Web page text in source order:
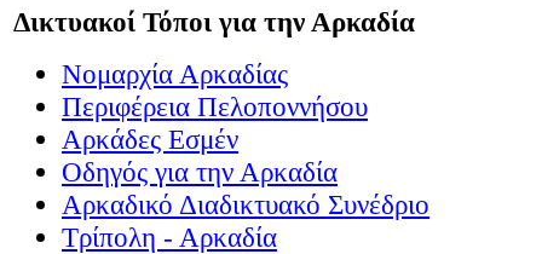
Δικτυακοί Τόποι για την Αρκαδία
Νομαρχία Αρκαδίας
Περιφέρεια Πελοποννήσου
Αρκάδες Εσμέν
Οδηγός για την Αρκαδία
Αρκαδικό Διαδικτυακό Συνέδριο
Τρίπολη - Αρκαδία